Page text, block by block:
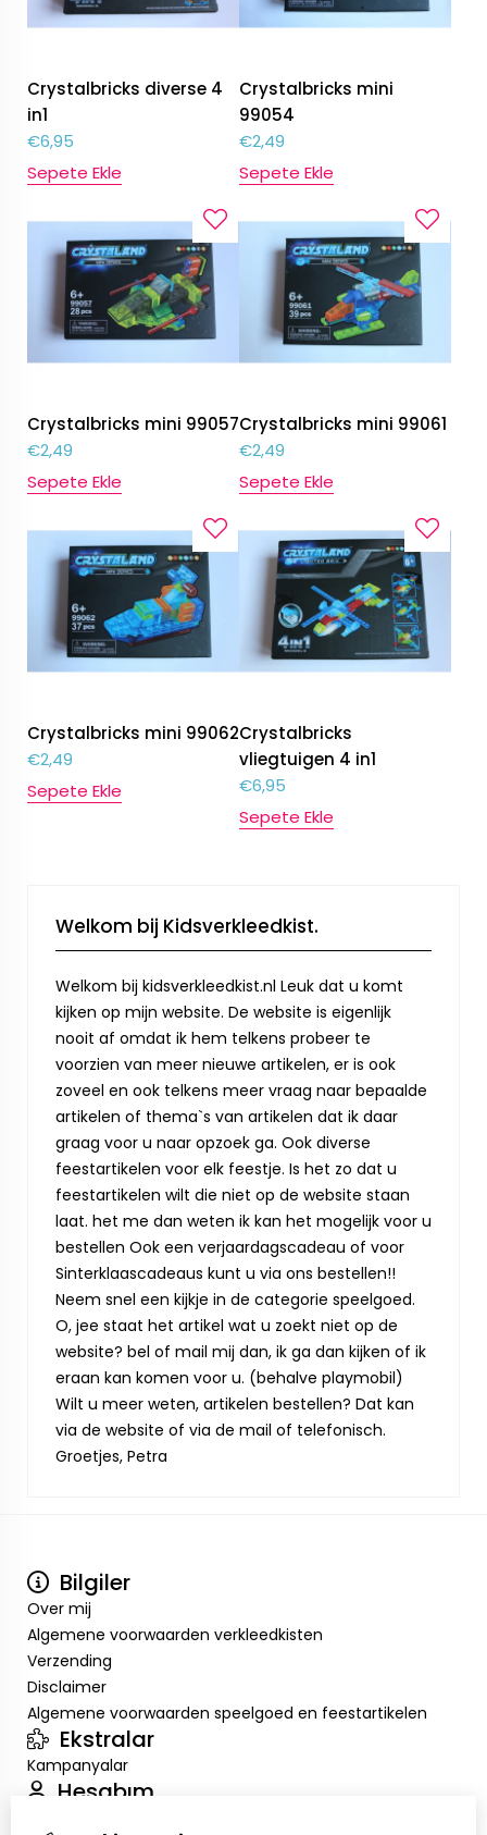
Crystalbricks diverse 4
in1
€6,95
Sepete Ekle
Crystalbricks mini
99054
€2,49
Sepete Ekle
Crystalbricks mini 99057
€2,49
Sepete Ekle
Crystalbricks mini 99061
€2,49
Sepete Ekle
Crystalbricks mini 99062
€2,49
Sepete Ekle
Crystalbricks
vliegtuigen 4 in1
€6,95
Sepete Ekle
Welkom bij Kidsverkleedkist.
Welkom bij kidsverkleedkist.nl Leuk dat u komt
kijken op mijn website. De website is eigenlijk
nooit af omdat ik hem telkens probeer te
voorzien van meer nieuwe artikelen, er is ook
zoveel en ook telkens meer vraag naar bepaalde
artikelen of thema`s van artikelen dat ik daar
graag voor u naar opzoek ga. Ook diverse
feestartikelen voor elk feestje. Is het zo dat u
feestartikelen wilt die niet op de website staan
laat. het me dan weten ik kan het mogelijk voor u
bestellen Ook een verjaardagscadeau of voor
Sinterklaascadeaus kunt u via ons bestellen!!
Neem snel een kijkje in de categorie speelgoed.
O, jee staat het artikel wat u zoekt niet op de
website? bel of mail mij dan, ik ga dan kijken of ik
eraan kan komen voor u. (behalve playmobil)
Wilt u meer weten, artikelen bestellen? Dat kan
via de website of via de mail of telefonisch.
Groetjes, Petra
Bilgiler
Over mij
Algemene voorwaarden verkleedkisten
Verzending
Disclaimer
Algemene voorwaarden speelgoed en feestartikelen
Ekstralar
Kampanyalar
Hesabım